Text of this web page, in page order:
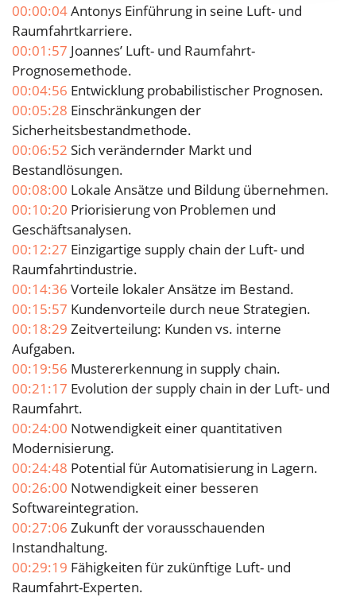
00:00:04Antonys Einführung in seine Luft- und
Raumfahrtkarriere.
00:01:57 Joannes’ Luft- und Raumfahrt-
Prognosemethode.
00:04:56 Entwicklung probabilistischer Prognosen.
00:05:28 Einschränkungen der
Sicherheitsbestandmethode.
00:06:52 Sich verändernder Markt und
Bestandlösungen.
00:08:00 Lokale Ansätze und Bildung übernehmen.
00:10:20 Priorisierung von Problemen und
Geschäftsanalysen.
00:12:27 Einzigartige supply chain der Luft- und
Raumfahrtindustrie.
00:14:36 Vorteile lokaler Ansätze im Bestand.
00:15:57 Kundenvorteile durch neue Strategien.
00:18:29 Zeitverteilung: Kunden vs. interne
Aufgaben.
00:19:56 Mustererkennung in supply chain.
00:21:17 Evolution der supply chain in der Luft- und
Raumfahrt.
00:24:00 Notwendigkeit einer quantitativen
Modernisierung.
00:24:48 Potential für Automatisierung in Lagern.
00:26:00 Notwendigkeit einer besseren
Softwareintegration.
00:27:06 Zukunft der vorausschauenden
Instandhaltung.
00:29:19 Fähigkeiten für zukünftige Luft- und
Raumfahrt-Experten.